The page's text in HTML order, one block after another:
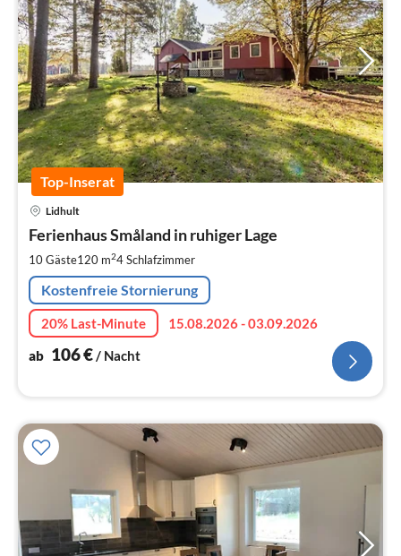
Top-Inserat
Lidhult
Ferienhaus Småland in ruhiger Lage
10 Gäste120 m24Schlafzimmer
Kostenfreie Stornierung
20% Last-Minute
15.08.2026 - 03.09.2026
ab 106€/ Nacht